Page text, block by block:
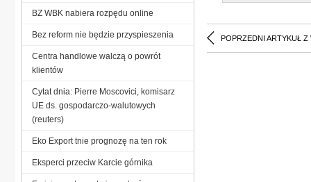
POPRZEDNI ARTYKUŁ Z
BZ WBK nabiera rozpędu online
Bez reform nie będzie przyspieszenia
Centra handlowe walczą o powrót
klientów
Cytat dnia: Pierre Moscovici, komisarz
UE ds. gospodarczo-walutowych
(reuters)
Eko Export tnie prognozę na ten rok
Eksperci przeciw Karcie górnika